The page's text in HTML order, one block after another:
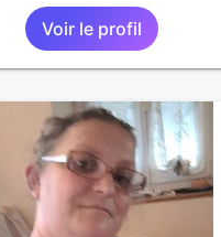
Voir le profil